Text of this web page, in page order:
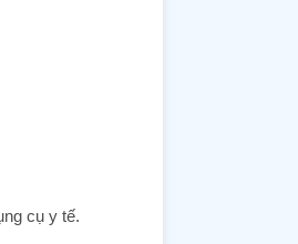
cụ y tế.